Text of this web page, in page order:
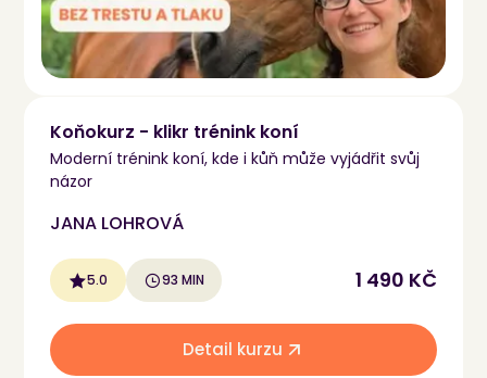
Koňokurz - klikr trénink koní
Moderní trénink koní, kde i kůň může vyjádřit svůj
názor
JANA LOHROVÁ
5.0 93 MIN 1 490 KČ
Detail kurzu